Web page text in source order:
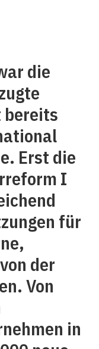
die
Erst die
I
für
der
Von
in